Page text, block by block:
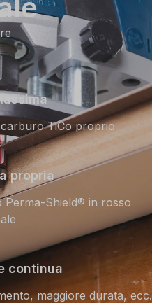
TiCo proprio
propria
Perma-Shield® in rosso
continua
maggiore durata, ecc.